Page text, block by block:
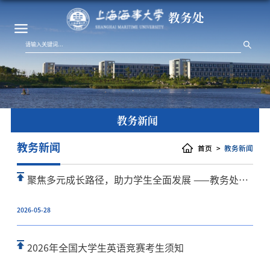
教务处
教务新闻
首页 教务新闻
教务新闻
聚焦多元成长路径，助力学生全面发展 ——教务处举办辅修专业与微专业招生政策宣讲会
2026-05-28
2026年全国大学生英语竞赛考生须知